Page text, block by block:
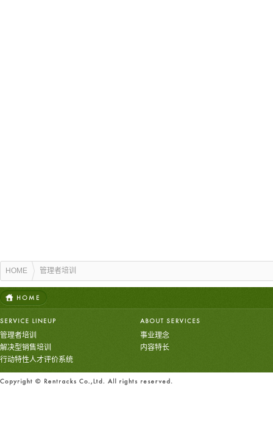
HOME 管理者培训
管理者培训
解决型销售培训
行动特性人才评价系统
事业理念
内容特长